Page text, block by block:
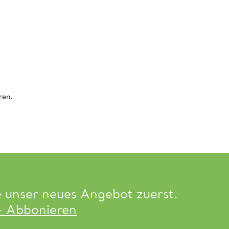
unser neues Angebot zuerst.
Abbonieren